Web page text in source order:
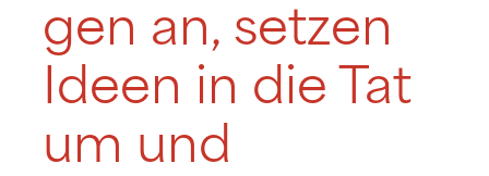
gen an, setzen
Ideen in die Tat
um und